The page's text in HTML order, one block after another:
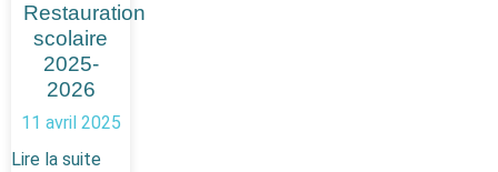
Restauration
scolaire
2025-
2026
11 avril 2025
Lire la suite